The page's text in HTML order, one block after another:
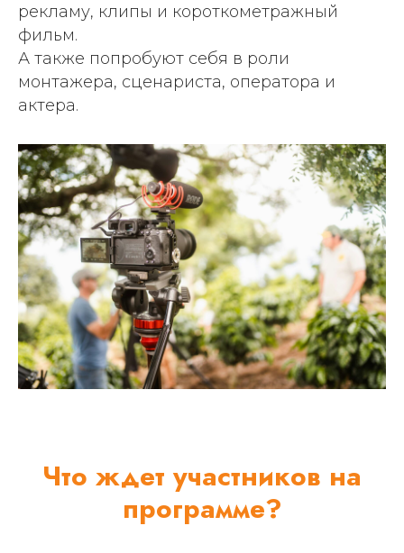
рекламу, клипы и короткометражный
фильм.
А также попробуют себя в роли
монтажера, сценариста, оператора и
актера.
Что ждет участников на
программе?